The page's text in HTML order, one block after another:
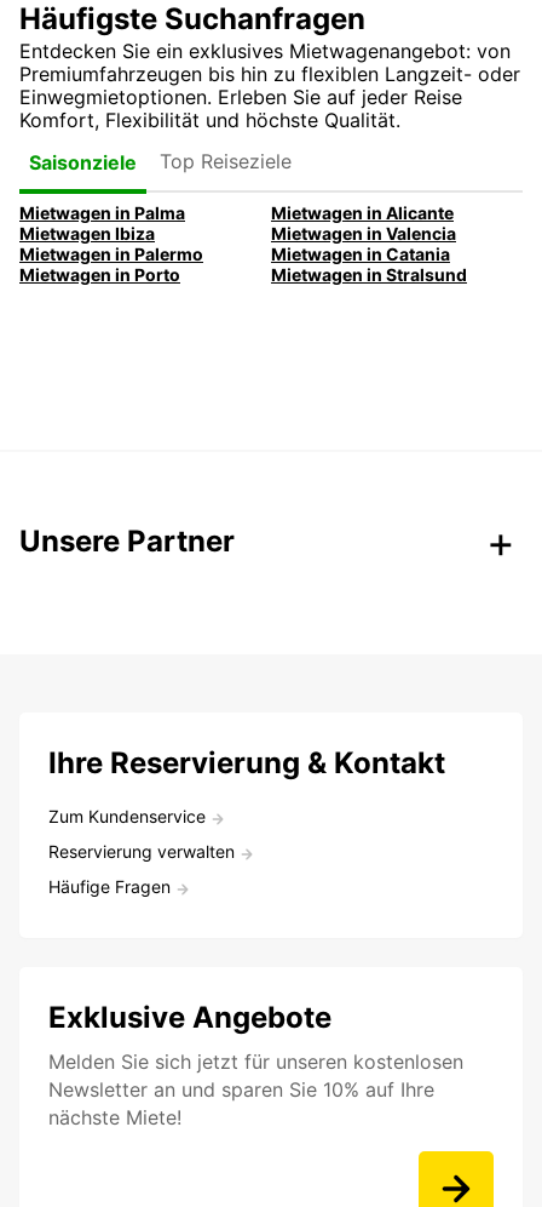
Häufigste Suchanfragen
Entdecken Sie ein exklusives Mietwagenangebot: von
Premiumfahrzeugen bis hin zu flexiblen Langzeit- oder
Einwegmietoptionen. Erleben Sie auf jeder Reise
Komfort, Flexibilität und höchste Qualität.
Saisonziele
Top Reiseziele
Mietwagen in Palma
Mietwagen in Alicante
Mietwagen Ibiza
Mietwagen in Valencia
Mietwagen in Palermo
Mietwagen in Catania
Mietwagen in Porto
Mietwagen in Stralsund
Unsere Partner
Ihre Reservierung & Kontakt
Zum Kundenservice
Reservierung verwalten
Häufige Fragen
Exklusive Angebote
Melden Sie sich jetzt für unseren kostenlosen
Newsletter an und sparen Sie 10% auf Ihre
nächste Miete!